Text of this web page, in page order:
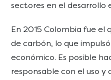
sectores en el desarrollo
En 2015 Colombia fue
de carbón, lo que
económico. Es posible
responsable con el uso y